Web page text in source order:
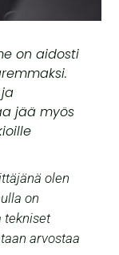
on aidosti
jää myös
olen
on
tekniset
arvostaa